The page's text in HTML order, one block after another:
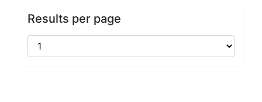
Results per page